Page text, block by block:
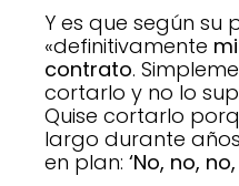
Y es que según su
«definitivamente
contrato.
cortarlo y no lo
Quise cortarlo
largo durante
en plan: ‘No, no,